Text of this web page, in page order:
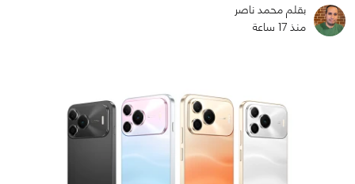
بقلم محمد ناصر
منذ 17 ساعة